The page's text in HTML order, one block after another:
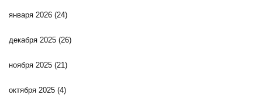
января 2026 (24)
декабря 2025 (26)
ноября 2025 (21)
октября 2025 (4)